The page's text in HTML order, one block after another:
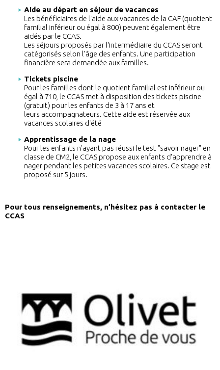
Aide au départ en séjour de vacances
Les bénéficiaires de l'aide aux vacances de la CAF (quotient
familial inférieur ou égal à 800) peuvent également être
aidés par le CCAS.
Les séjours proposés par l'intermédiaire du CCAS seront
catégorisés selon l'âge des enfants. Une participation
financière sera demandée aux familles.
Tickets piscine
Pour les familles dont le quotient familial est inférieur ou
égal à 710, le CCAS met à disposition des tickets piscine
(gratuit) pour les enfants de 3 à 17 ans et
leurs accompagnateurs. Cette aide est réservée aux
vacances scolaires d'été
Apprentissage de la nage
Pour les enfants n'ayant pas réussi le test "savoir nager" en
classe de CM2, le CCAS propose aux enfants d'apprendre à
nager pendant les petites vacances scolaires. Ce stage est
proposé sur 5 jours.
Pour tous renseignements, n’hésitez pas à contacter le
CCAS